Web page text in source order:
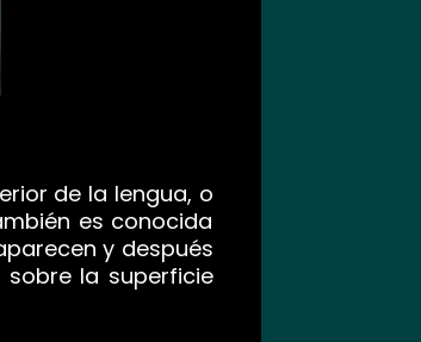
de la lengua, o
es conocida
y después
la superficie